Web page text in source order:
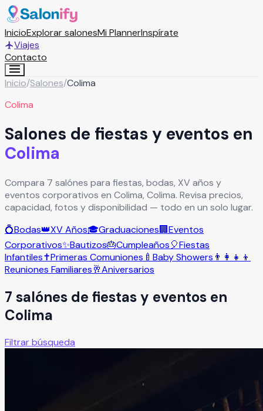
InicioExplorar salonesMi PlannerInspírate
Viajes
Contacto
Inicio/Salones/Colima
Colima
Salones de fiestas y eventos en
Colima
Compara 7 salónes para fiestas, bodas, XV años y
eventos corporativos en Colima, Colima. Revisa precios,
capacidad, fotos y disponibilidad — todo en un solo lugar.
💍Bodas👑XV Años🎓Graduaciones🏢Eventos
Corporativos✨Bautizos🎂Cumpleaños🎈Fiestas
Infantiles✝️Primeras Comuniones 🍼 Baby Showers 👨‍👩‍👧‍👦
Reuniones Familiares🥂Aniversarios
7 salónes de fiestas y eventos en
Colima
Filtrar búsqueda